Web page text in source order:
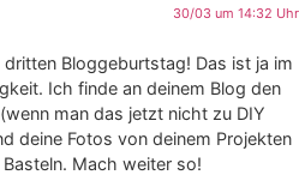
30/03 um 14:32 Uhr
Bloggeburtstag! Das ist ja im
Ich finde an deinem Blog den
man das jetzt nicht zu DIY
deine Fotos von deinem Projekten
Mach weiter so!